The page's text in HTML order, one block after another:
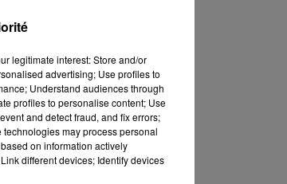
volontaire :
qui en
de collecte.
legitimate interest: Store and/or
advertising; Use profiles to
Understand audiences through
profiles to personalise content; Use
and detect fraud, and fix errors;
may process personal
on information actively
different devices; Identify devices